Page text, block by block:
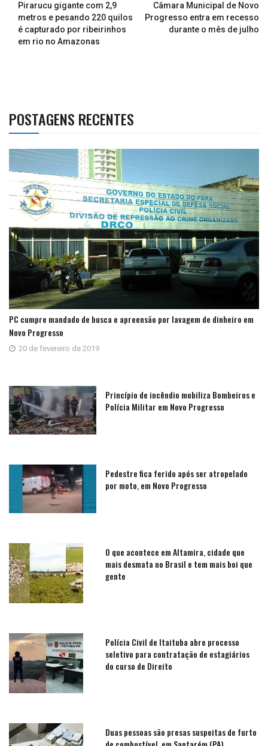
Pirarucu gigante com 2,9
metros e pesando 220 quilos
é capturado por ribeirinhos
em rio no Amazonas
Câmara Municipal de Novo
Progresso entra em recesso
durante o mês de julho
POSTAGENS RECENTES
PC cumpre mandado de busca e apreensão por lavagem de dinheiro em
Novo Progresso
20 de fevereiro de 2019
Princípio de incêndio mobiliza Bombeiros e
Polícia Militar em Novo Progresso
Pedestre fica ferido após ser atropelado
por moto, em Novo Progresso
O que acontece em Altamira, cidade que
mais desmata no Brasil e tem mais boi que
gente
Polícia Civil de Itaituba abre processo
seletivo para contratação de estagiários
do curso de Direito
Duas pessoas são presas suspeitas de furto